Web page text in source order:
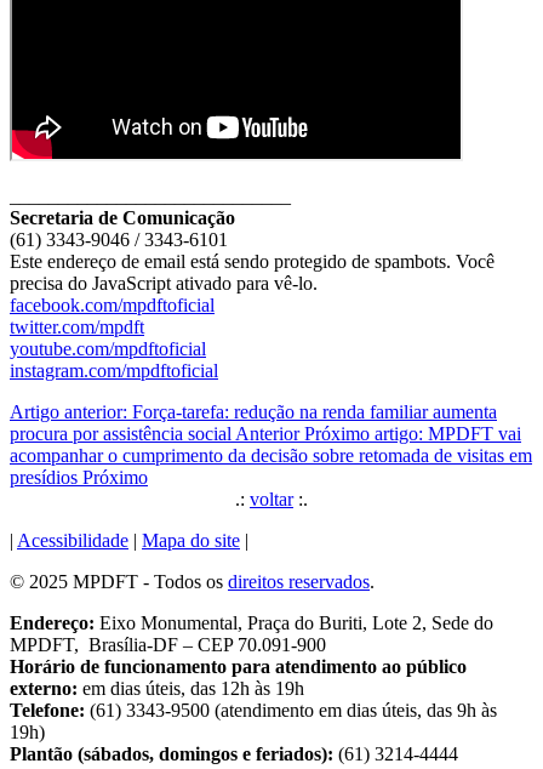
Secretaria de Comunicação
(61) 3343-9046 / 3343-6101
Este endereço de email está sendo protegido de spambots. Você
precisa do JavaScript ativado para vê-lo.
facebook.com/mpdftoficial
twitter.com/mpdft
youtube.com/mpdftoficial
instagram.com/mpdftoficial
Artigo anterior: Força-tarefa: redução na renda familiar aumenta
procura por assistência social Anterior Próximo artigo: MPDFT vai
acompanhar o cumprimento da decisão sobre retomada de visitas em
presídios Próximo
.: voltar:.
| Acessibilidade | Mapa do site |
© 2025 MPDFT - Todos os direitos reservados.
Endereço: Eixo Monumental, Praça do Buriti, Lote 2, Sede do
MPDFT, Brasília-DF – CEP 70.091-900
Horário de funcionamento para atendimento ao público
externo: em dias úteis, das 12h às 19h
Telefone: (61) 3343-9500 (atendimento em dias úteis, das 9h às
19h)
Plantão (sábados, domingos e feriados): (61) 3214-4444